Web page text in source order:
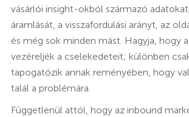
vásárlói insight-okból származó
áramlását, a visszafordulási arányt, az
és még sok minden mást. Hagyja, hogy
vezéreljék a cselekedeteit; különben
tapogatózik annak reményében, hogy
talál a problémára.
Függetlenül attól, hogy az inbound